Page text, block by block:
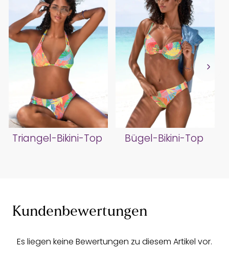
Triangel-Bikini-Top Bügel-Bikini-Top
Kundenbewertungen
Es liegen keine Bewertungen zu diesem Artikel vor.